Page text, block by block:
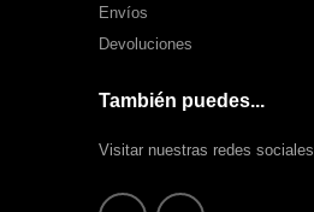
Envíos
Devoluciones
También puedes...
Visitar nuestras redes sociales